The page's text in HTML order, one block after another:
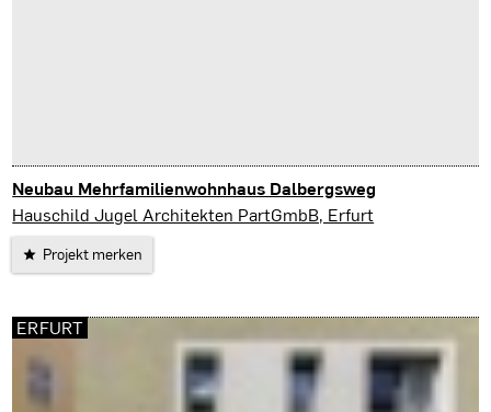
Neubau Mehrfamilienwohnhaus Dalbergsweg
Erfurt
Hauschild Jugel Architekten PartGmbB, Erfurt
Projekt merken
ERFURT